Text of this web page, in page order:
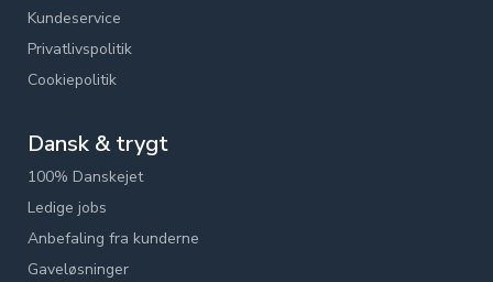
Kundeservice
Privatlivspolitik
Cookiepolitik
Dansk & trygt
100% Danskejet
Ledige jobs
Anbefaling fra kunderne
Gaveløsninger